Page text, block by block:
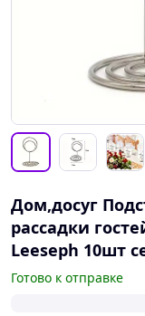
Дом,досуг
рассадки
Leeseph 10шт
Готово к отправке